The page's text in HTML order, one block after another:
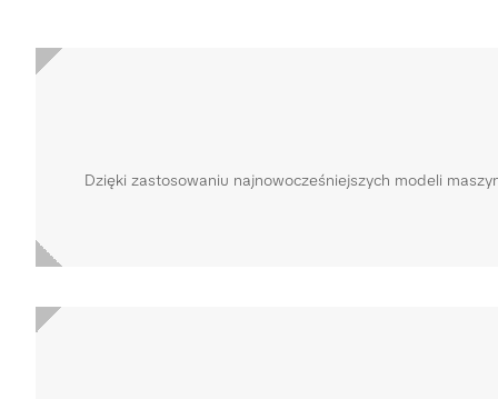
Dzięki zastosowaniu najnowocześniejszych modeli